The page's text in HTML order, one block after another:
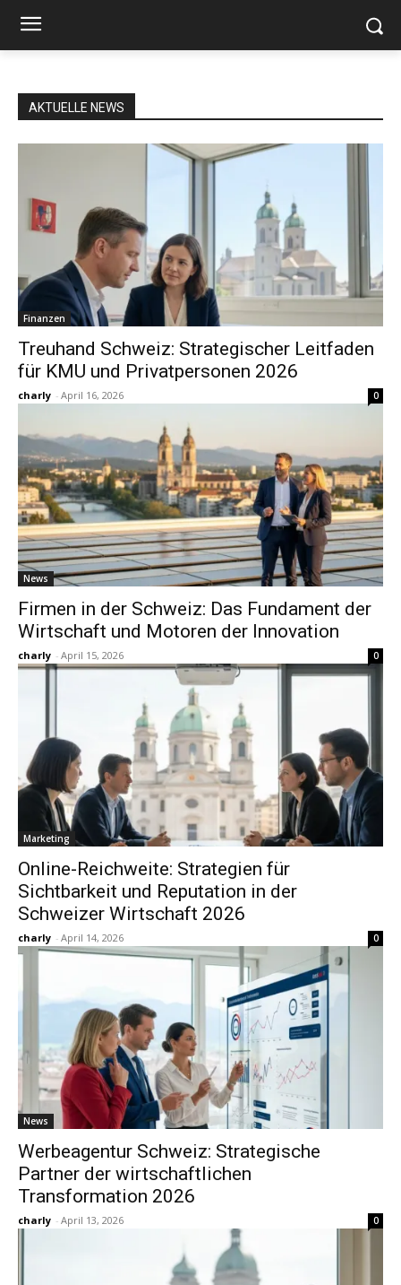
AKTUELLE NEWS
Finanzen
Treuhand Schweiz: Strategischer Leitfaden
für KMU und Privatpersonen 2026
charly - April 16, 2026 0
News
Firmen in der Schweiz: Das Fundament der
Wirtschaft und Motoren der Innovation
charly - April 15, 2026 0
Marketing
Online-Reichweite: Strategien für
Sichtbarkeit und Reputation in der
Schweizer Wirtschaft 2026
charly - April 14, 2026 0
News
Werbeagentur Schweiz: Strategische
Partner der wirtschaftlichen
Transformation 2026
charly - April 13, 2026 0